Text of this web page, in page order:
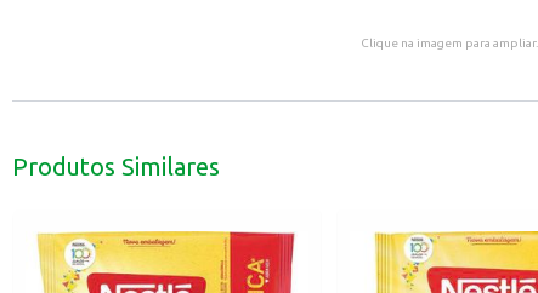
Clique na imagem para ampliar.
Produtos Similares